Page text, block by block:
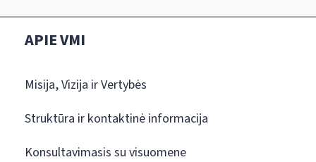
APIE VMI
Misija, Vizija ir Vertybės
Struktūra ir kontaktinė informacija
Konsultavimasis su visuomene